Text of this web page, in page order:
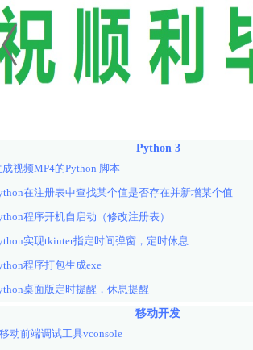
Python 3
成视频MP4的Python 脚本
在注册表中查找某个值是否存在并新增某个值
程序开机自启动（修改注册表）
实现tkinter指定时间弹窗，定时休息
程序打包生成exe
桌面版定时提醒，休息提醒
移动开发
动前端调试工具vconsole